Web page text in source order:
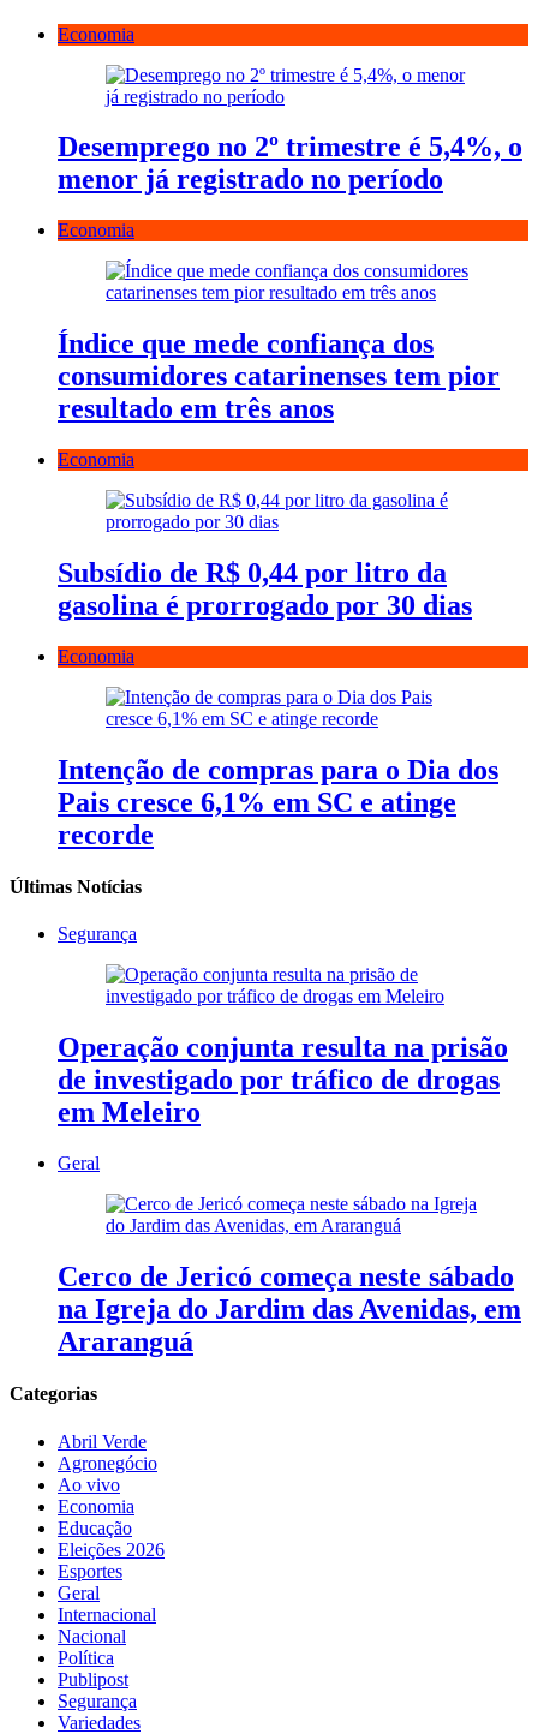
Economia
Desemprego no 2º trimestre é 5,4%, o
menor já registrado no período
Economia
Índice que mede confiança dos
consumidores catarinenses tem pior
resultado em três anos
Economia
Subsídio de R$ 0,44 por litro da
gasolina é prorrogado por 30 dias
Economia
Intenção de compras para o Dia dos
Pais cresce 6,1% em SC e atinge
recorde
Últimas Notícias
Segurança
Operação conjunta resulta na prisão
de investigado por tráfico de drogas
em Meleiro
Geral
Cerco de Jericó começa neste sábado
na Igreja do Jardim das Avenidas, em
Araranguá
Categorias
Abril Verde
Agronegócio
Ao vivo
Economia
Educação
Eleições 2026
Esportes
Geral
Internacional
Nacional
Política
Publipost
Segurança
Variedades